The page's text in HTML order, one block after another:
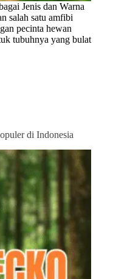
Jenis dan Warna
salah satu amfibi
pecinta hewan
tubuhnya yang bulat
di Indonesia